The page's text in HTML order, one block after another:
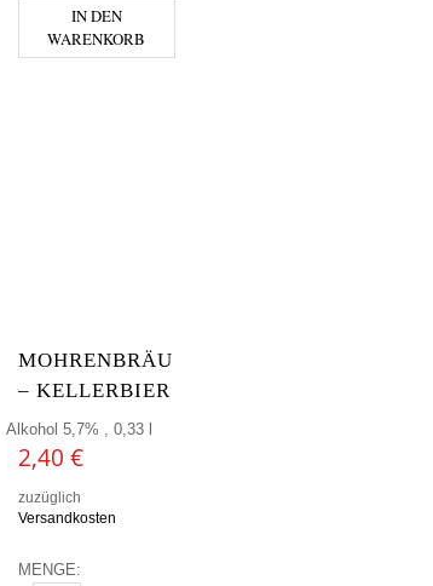
PARTYFASS MENGE
IN DEN
WARENKORB
MOHRENBRÄU
– KELLERBIER
Alkohol 5,7% , 0,33 l
2,40 €
zuzüglich
Versandkosten
MENGE: